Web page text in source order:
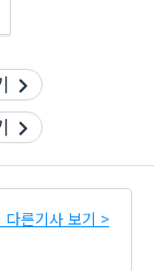
다른기사 보기 >